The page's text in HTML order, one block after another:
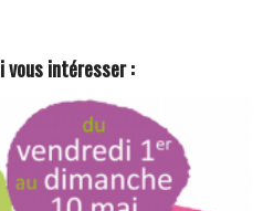
vous intéresser :